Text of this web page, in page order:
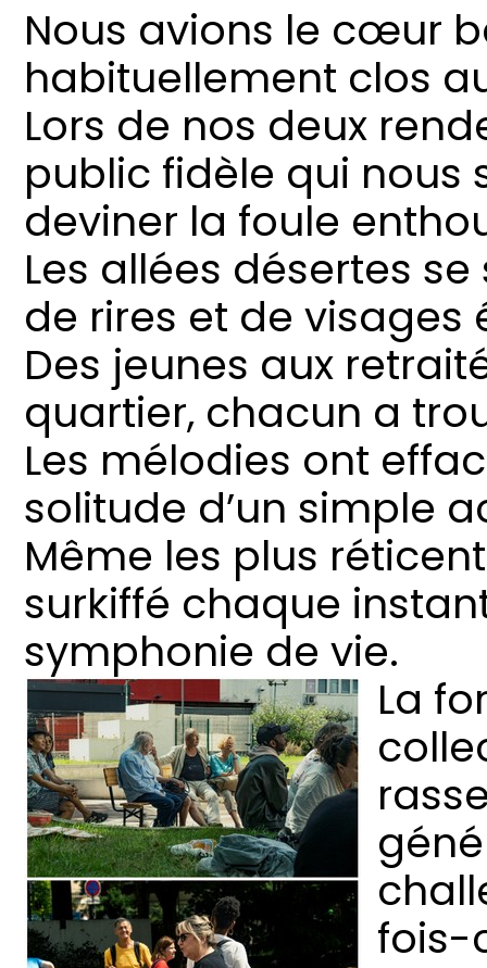
Nous avions le cœur
habituellement clos
Lors de nos deux
public fidèle qui nous
deviner la foule
Les allées désertes
de rires et de visages
Des jeunes aux
quartier, chacun a
Les mélodies ont
solitude d’un simple
Même les plus
surkiffé chaque
symphonie de vie.
La
fois-